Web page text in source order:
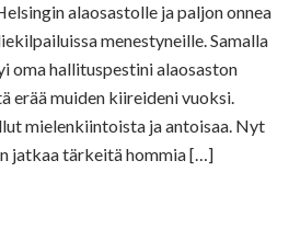
alaosastolle ja paljon onnea
menestyneille. Samalla
oma hallituspestini alaosaston
erää muiden kiireideni vuoksi.
mielenkiintoista ja antoisaa. Nyt
jatkaa tärkeitä hommia […]